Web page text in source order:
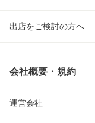
出店をご検討の方へ
会社概要・規約
運営会社